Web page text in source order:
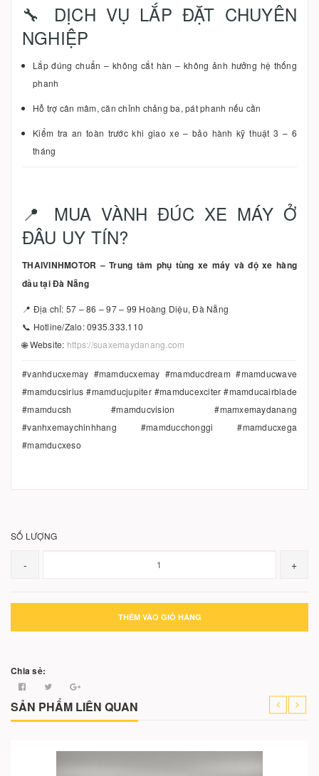
🔧 DỊCH VỤ LẮP ĐẶT CHUYÊN
NGHIỆP
Lắp đúng chuẩn – không cắt hàn – không ảnh hưởng hệ thống
phanh
Hỗ trợ cân mâm, căn chỉnh chảng ba, pát phanh nếu cần
Kiểm tra an toàn trước khi giao xe – bảo hành kỹ thuật 3 – 6
tháng
📍 MUA VÀNH ĐÚC XE MÁY Ở
ĐÂU UY TÍN?
THAIVINHMOTOR – Trung tâm phụ tùng xe máy và độ xe hàng
đầu tại Đà Nẵng
📍 Địa chỉ: 57 – 86 – 97 – 99 Hoàng Diệu, Đà Nẵng
📞 Hotline/Zalo: 0935.333.110
🌐 Website: https://suaxemaydanang.com
#vanhducxemay #mamducxemay #mamducdream #mamducwave
#mamducsirius #mamducjupiter #mamducexciter #mamducairblade
#mamducsh #mamducvision #mamxemaydanang
#vanhxemaychinhhang #mamducchonggi #mamducxega
#mamducxeso
SỐ LƯỢNG
- +
THÊM VÀO GIỎ HÀNG
Chia sẻ:
SẢN PHẨM LIÊN QUAN